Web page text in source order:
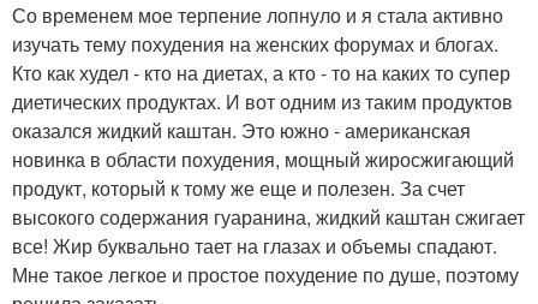
Со временем мое терпение лопнуло и я стала активно
изучать тему похудения на женских форумах и блогах.
Кто как худел - кто на диетах, а кто - то на каких то супер
диетических продуктах. И вот одним из таким продуктов
оказался жидкий каштан. Это южно - американская
новинка в области похудения, мощный жиросжигающий
продукт, который к тому же еще и полезен. За счет
высокого содержания гуаранина, жидкий каштан сжигает
все! Жир буквально тает на глазах и объемы спадают.
Мне такое легкое и простое похудение по душе, поэтому